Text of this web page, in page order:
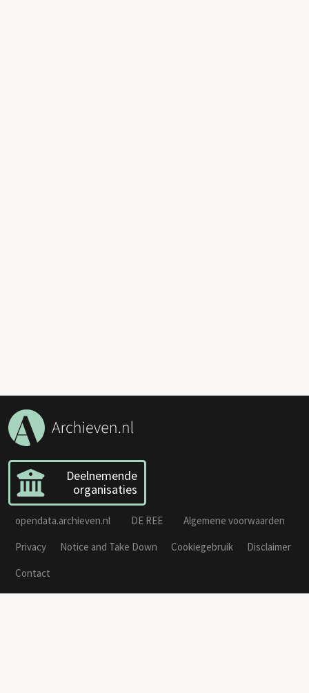
Deelnemende
organisaties
opendata.archieven.nl DE REE
Algemene voorwaarden
Privacy
Notice and Take Down Cookiegebruik
Disclaimer
Contact